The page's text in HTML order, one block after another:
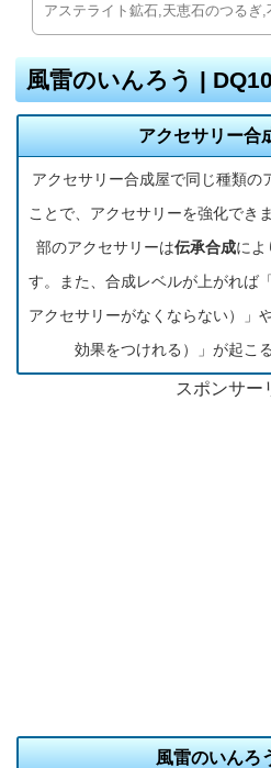
風雷のいんろう |
アクセサリー合
アクセサリー合成屋で同じ種類の
ことで、アクセサリーを強化でき
部のアクセサリーは伝承合成によ
す。また、合成レベルが上がれば
アクセサリーがなくならない）」
効果をつけれる）」が起こ
スポンサー
風雷のいんろ